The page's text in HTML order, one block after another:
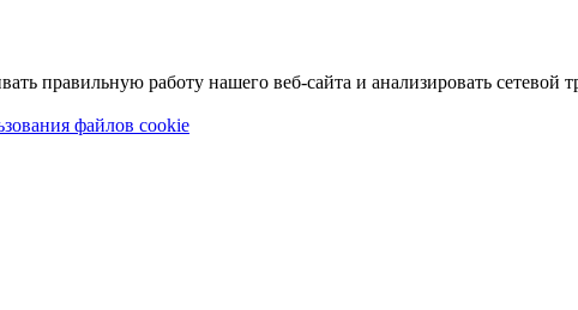
правильную работу нашего веб-сайта и анализировать сетевой
файлов cookie